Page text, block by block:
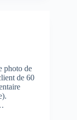
photo de
de 60